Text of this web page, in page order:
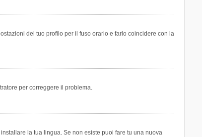
del tuo profilo per il fuso orario e farlo coincidere con la
per correggere il problema.
la tua lingua. Se non esiste puoi fare tu una nuova